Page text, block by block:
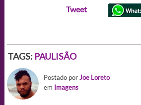
Tweet
TAGS: PAULISÃO
Postado porJoe Loreto
em Imagens